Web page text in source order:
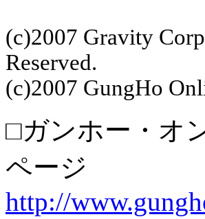
(c)2007 Gravity
Reserved.
(c)2007 GungHo
□ガンホー・オ
ページ
http://